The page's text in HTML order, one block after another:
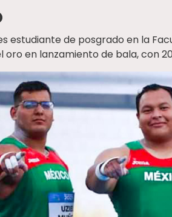
estudiante de posgrado en la
en lanzamiento de bala, con